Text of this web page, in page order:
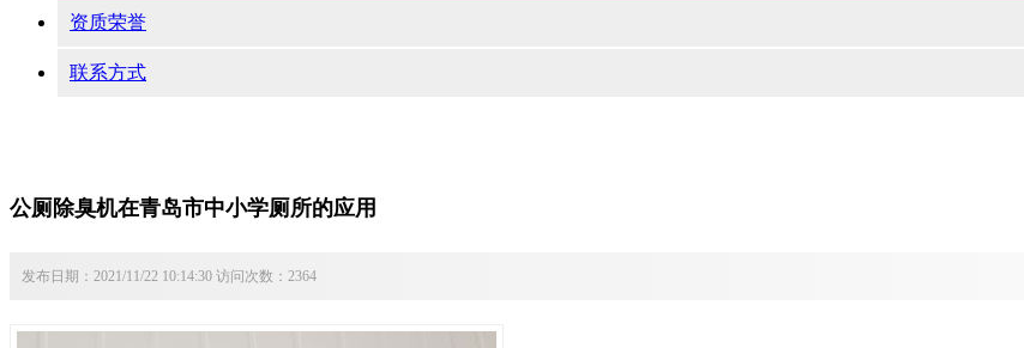
资质荣誉
联系方式
公厕除臭机在青岛市中小学厕所的应用
发布日期：2021/11/22 10:14:30 访问次数：2364